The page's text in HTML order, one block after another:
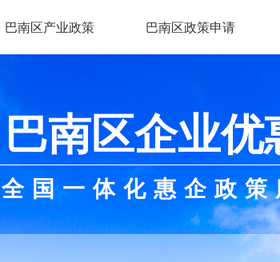
巴南区产业政策 巴南区政策申请
巴南区企业优
全国一体化惠企政策